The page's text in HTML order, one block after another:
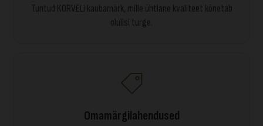
Tuntud KORVELi kaubamärk, mille ühtlane kvaliteet kõnetab
olulisi turge.
Omamärgilahendused